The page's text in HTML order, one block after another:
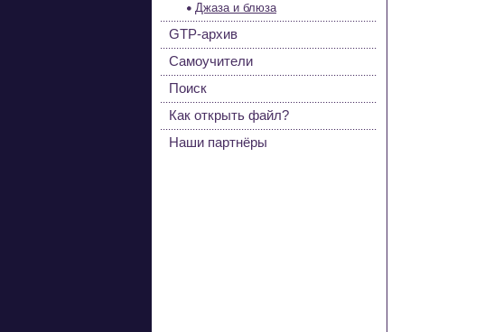
Джаза и блюза
GTP-архив
Самоучители
Поиск
Как открыть файл?
Наши партнёры